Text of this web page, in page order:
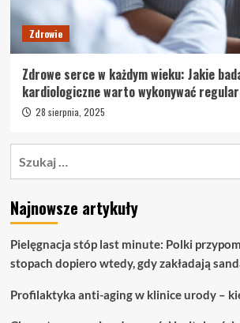
Zdrowie
Zdrowe serce w każdym wieku: Jakie
kardiologiczne warto wykonywać
28 sierpnia, 2025
Najnowsze artykuły
Pielęgnacja stóp last minute: Polki
stopach dopiero wtedy, gdy zakładają
Profilaktyka anti-aging w klinice urody –